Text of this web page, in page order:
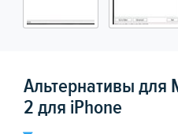
Альтернативы для
2 для iPhone